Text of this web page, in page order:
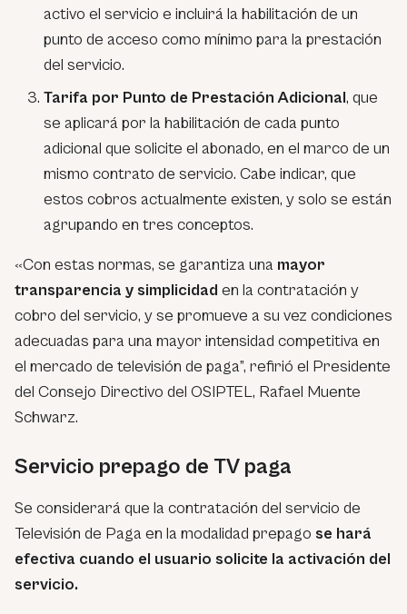
activo el servicio e incluirá la habilitación de un
punto de acceso como mínimo para la prestación
del servicio.
Tarifa por Punto de Prestación Adicional, que
se aplicará por la habilitación de cada punto
adicional que solicite el abonado, en el marco de un
mismo contrato de servicio. Cabe indicar, que
estos cobros actualmente existen, y solo se están
agrupando en tres conceptos.
«Con estas normas, se garantiza una mayor
transparencia y simplicidad en la contratación y
cobro del servicio, y se promueve a su vez condiciones
adecuadas para una mayor intensidad competitiva en
el mercado de televisión de paga”, refirió el Presidente
del Consejo Directivo del OSIPTEL, Rafael Muente
Schwarz.
Servicio prepago de TV paga
Se considerará que la contratación del servicio de
Televisión de Paga en la modalidad prepago se hará
efectiva cuando el usuario solicite la activación del
servicio.